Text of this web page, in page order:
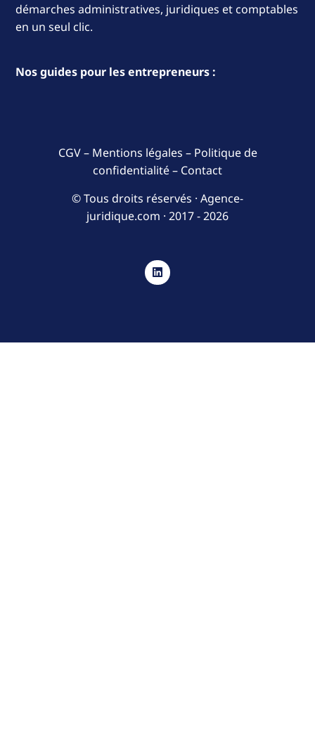
démarches administratives, juridiques et comptables
en un seul clic.
Nos guides pour les entrepreneurs :
CGV– Mentions légales – Politique de
confidentialité– Contact
© Tous droits réservés · Agence-
juridique.com · 2017 - 2026